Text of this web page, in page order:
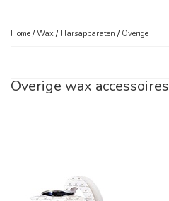
Home /Wax / Harsapparaten / Overige
Overige wax accessoires